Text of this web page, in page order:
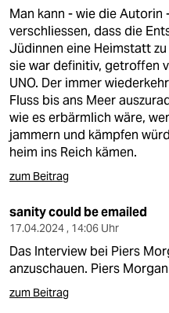
Man kann - wie die Autorin
verschliessen, dass die
Jüdinnen eine Heimstatt
sie war definitiv, getroffen
UNO. Der immer
Fluss bis ans Meer
wie es erbärmlich wäre,
jammern und kämpfen
heim ins Reich kämen.
zum Beitrag
sanity could be emailed
17.04.2024 , 14:06 Uhr
Das Interview bei Piers
anzuschauen. Piers
zum Beitrag